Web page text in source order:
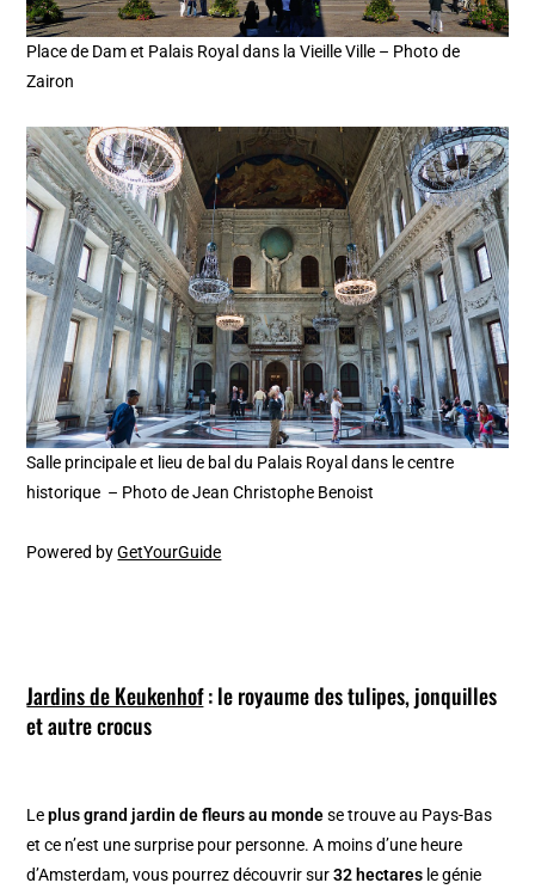
Place de Dam et Palais Royal dans la Vieille Ville – Photo de
Zairon
Salle principale et lieu de bal du Palais Royal dans le centre
historique – Photo de Jean Christophe Benoist
Powered byGetYourGuide
Jardins de Keukenhof: le royaume des tulipes, jonquilles
et autre crocus
Leplus grand jardin de fleurs au mondese trouve au Pays-Bas
et ce n’est une surprise pour personne. A moins d’une heure
d’Amsterdam, vous pourrez découvrir sur32 hectares le génie